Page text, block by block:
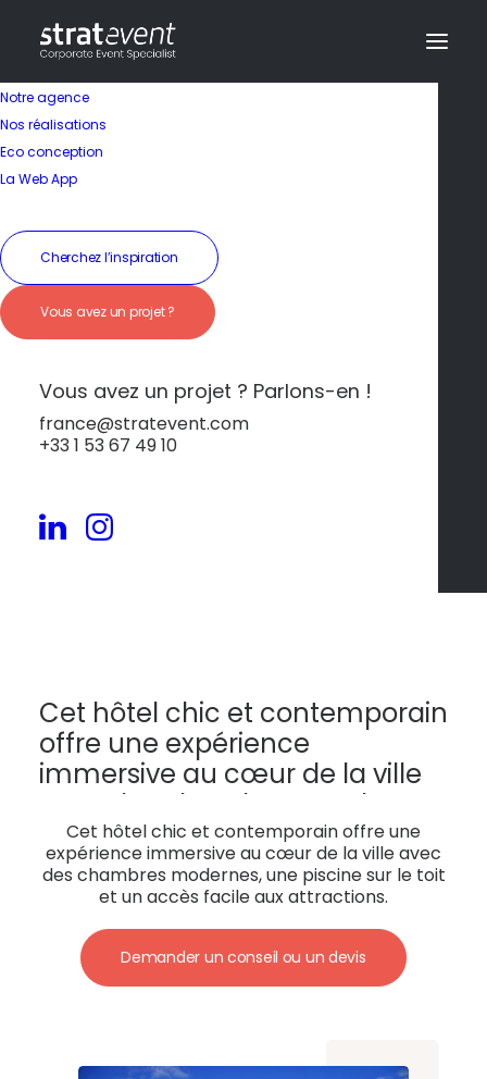
Notre agence
Nos réalisations
Eco conception
La Web App
Cherchez l’inspiration
Vous avez un projet ?
Vous avez un projet ? Parlons-en !
france@stratevent.com
+33 1 53 67 49 10
Séjour moderne dans
le quartier de
Poblenou
Cet hôtel chic et contemporain
offre une expérience
immersive au cœur de la ville
avec des chambres modernes,
une piscine sur le toit et un
accès facile aux attractions.
Cet hôtel chic et contemporain offre une
expérience immersive au cœur de la ville avec
des chambres modernes, une piscine sur le toit
et un accès facile aux attractions.
Demander un conseil ou un devis